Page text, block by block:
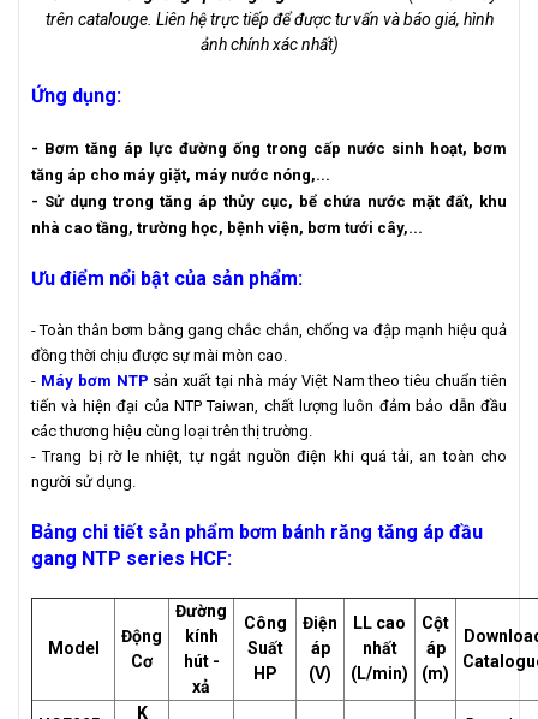
trên catalouge. Liên hệ trực tiếp để được tư vấn và báo giá, hình
ảnh chính xác nhất)
Ứng dụng:
- Bơm tăng áp lực đường ống trong cấp nước sinh hoạt, bơm
tăng áp cho máy giặt, máy nước nóng,...
- Sử dụng trong tăng áp thủy cục, bể chứa nước mặt đất, khu
nhà cao tầng, trường học, bệnh viện, bơm tưới cây,...
Ưu điểm nổi bật của sản phẩm:
- Toàn thân bơm bằng gang chắc chắn, chống va đập mạnh hiệu quả
đồng thời chịu được sự mài mòn cao.
- Máy bơm NTP sản xuất tại nhà máy Việt Nam theo tiêu chuẩn tiên
tiến và hiện đại của NTP Taiwan, chất lượng luôn đảm bảo dẫn đầu
các thương hiệu cùng loại trên thị trường.
- Trang bị rờ le nhiệt, tự ngắt nguồn điện khi quá tải, an toàn cho
người sử dụng.
Bảng chi tiết sản phẩm bơm bánh răng tăng áp đầu
gang NTP series HCF:
Model
Động
Cơ
Đường
kính
hút -
xả
Công
Suất
HP
Điện
áp
(V)
LL cao
nhất
(L/min)
Cột
áp
(m)
K